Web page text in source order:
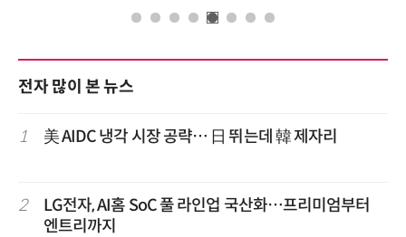
전자 많이 본 뉴스
1 美 AIDC 냉각 시장 공략… 日 뛰는데 韓 제자리
2
LG전자, AI홈 SoC 풀 라인업 국산화…프리미엄부터
엔트리까지